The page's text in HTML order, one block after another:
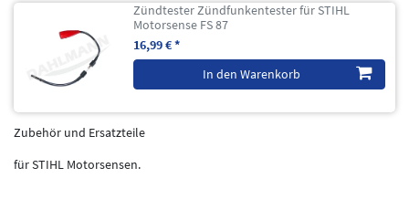
Zündtester Zündfunkentester für STIHL
Motorsense FS 87
16,99 € *
In den Warenkorb
Zubehör und Ersatzteile
für STIHL Motorsensen.